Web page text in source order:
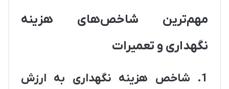
مهم‌ترین شاخص‌های هزینه
نگهداری و تعمیرات
1. شاخص هزینه نگهداری به ارزش